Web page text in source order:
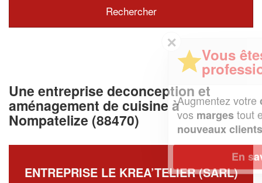
Une entreprise deconception et
aménagement de cuisine à
Nompatelize (88470)
ENTREPRISE LE KREA’TELIER (SARL)
Vous êtes un
professionnel ?
Augmentez votrechiffre d'affaireset
vosmargestout en gagnant de
nouveaux clients